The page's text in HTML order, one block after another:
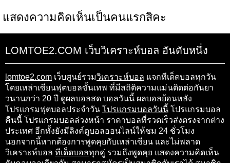
แสดงความคิดเห็นเป็นคนแรกสิคะ
LOMTOE2.COM เว็บวิเคราะห์บอล อันดับหนึ่ง
lomtoe2.com เว็บศูนย์รวมวิเคราะห์บอล แจกทีเด็ดบอลทุกวัน
โดยเหล่าเซียนฟุตบอลขั้นเทพ ที่มีสถิติความแม่นติดต่อกันยา
วนานกว่า 20 ปี ดูผลบอลสด บอลวันนี้ ผลบอลย้อนหลัง
โปรแกรมฟุตบอลประจำวัน โปรแกรมบอลวันนี้ โปรแกรมบอล
คืนนี้ โปรแกรมบอลล่วงหน้า ราคาบอลที่รวดเร็วส่งตรงจากต่าง
ประเทศ อีกทั้งยังมีลิงค์ดูบอลออนไลน์ให้ชม 24 ชั่วโมง
นอกจากนี้หากต้องการพูดคุยกับเหล่าเซียน และไม่พลาด
วิเคราะห์บอล ทีเด็ดบอลทุกคู่ รวมถึงพูดคุย แสดงความคิดเห็น